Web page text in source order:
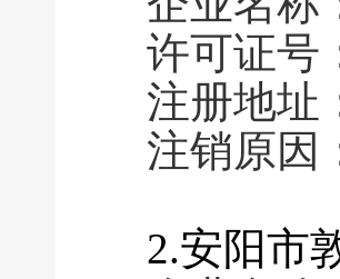
许可证号
注册地址
注销原因
2.安阳市